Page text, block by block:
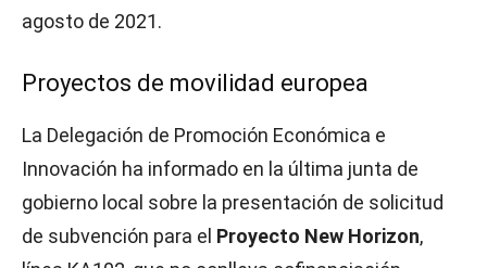
agosto de 2021.
Proyectos de movilidad europea
La Delegación de Promoción Económica e
Innovación ha informado en la última junta de
gobierno local sobre la presentación de solicitud
de subvención para el Proyecto New Horizon,